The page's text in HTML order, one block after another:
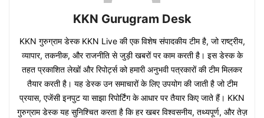
KKN Gurugram Desk
KKN गुरुग्राम डेस्क KKN Live की एक विशेष संपादकीय टीम है, जो राष्ट्रीय,
व्यापार, तकनीक, और राजनीति से जुड़ी खबरों पर काम करती है। इस डेस्क के
तहत प्रकाशित लेखों और रिपोर्ट्स को हमारी अनुभवी पत्रकारों की टीम मिलकर
तैयार करती है। यह डेस्क उन समाचारों के लिए उपयोग की जाती है जो टीम
प्रयास, एजेंसी इनपुट या साझा रिपोर्टिंग के आधार पर तैयार किए जाते हैं। KKN
गुरुग्राम डेस्क यह सुनिश्चित करता है कि हर खबर विश्वसनीय, तथ्यपूर्ण, और तेज़